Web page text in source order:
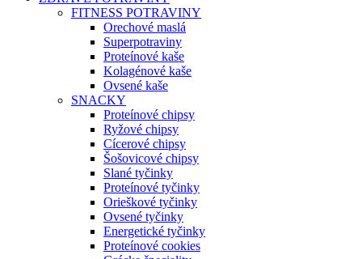
FITNESS POTRAVINY
Orechové maslá
Superpotraviny
Proteínové kaše
Kolagénové kaše
Ovsené kaše
SNACKY
Proteínové chipsy
Ryžové chipsy
Cícerové chipsy
Šošovicové chipsy
Slané tyčinky
Proteínové tyčinky
Orieškové tyčinky
Ovsené tyčinky
Energetické tyčinky
Proteínové cookies